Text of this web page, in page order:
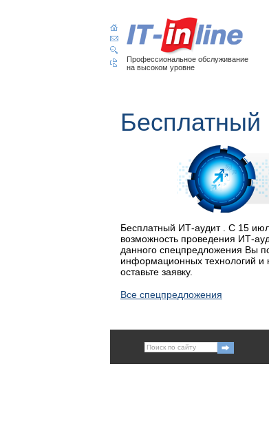
Профессиональное обслуживание
на высоком уровне
Бесплатный
Бесплатный ИТ-аудит . С 15
возможность проведения ИТ-
данного спецпредложения Вы
информационных технологий и
оставьте заявку.
Все спецпредложения